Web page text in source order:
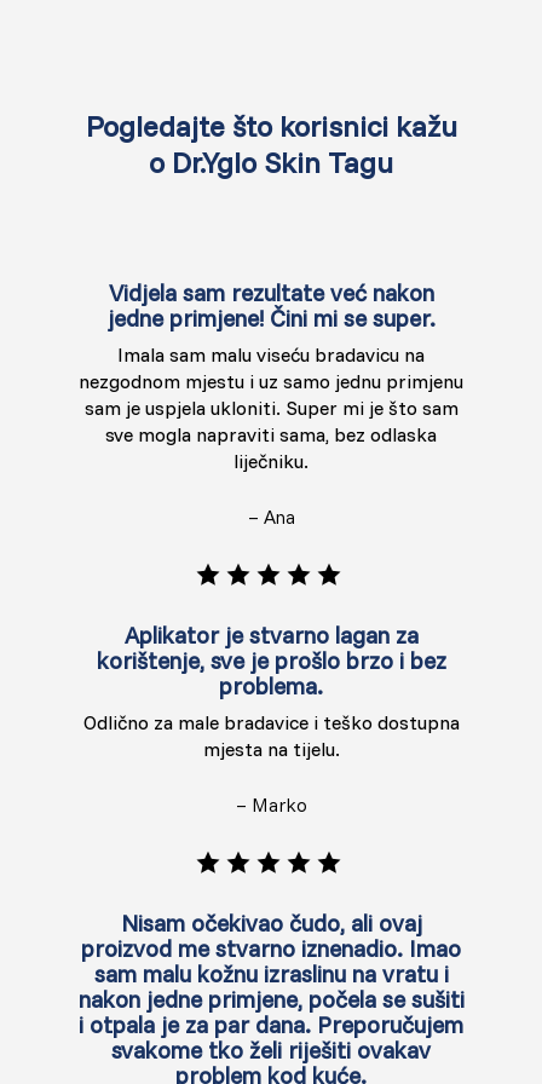
Pogledajte što korisnici kažu
o Dr.Yglo Skin Tagu
Vidjela sam rezultate već nakon
jedne primjene! Čini mi se super.
Imala sam malu viseću bradavicu na
nezgodnom mjestu i uz samo jednu primjenu
sam je uspjela ukloniti. Super mi je što sam
sve mogla napraviti sama, bez odlaska
liječniku.
– Ana
Aplikator je stvarno lagan za
korištenje, sve je prošlo brzo i bez
problema.
Odlično za male bradavice i teško dostupna
mjesta na tijelu.
– Marko
Nisam očekivao čudo, ali ovaj
proizvod me stvarno iznenadio. Imao
sam malu kožnu izraslinu na vratu i
nakon jedne primjene, počela se sušiti
i otpala je za par dana. Preporučujem
svakome tko želi riješiti ovakav
problem kod kuće.